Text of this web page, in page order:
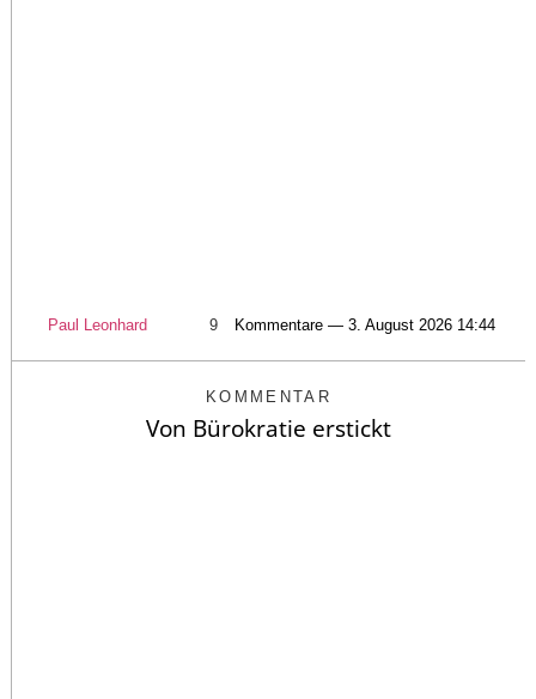
Paul Leonhard 9 Kommentare — 3. August 2026 14:44
KOMMENTAR
Von Bürokratie erstickt